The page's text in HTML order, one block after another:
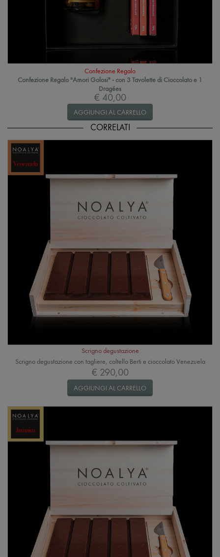
Confezione Regalo
Confezione Regalo "Amori Golosi" - con 3 Tavolette di Cioccolato e 1
Dragées
€ 40,00
AGGIUNGI AL CARRELLO
Scrigno degustazione
Scrigno degustazione con tagliere, coltello Berti e cioccolato Venezuela
€ 290,00
AGGIUNGI AL CARRELLO